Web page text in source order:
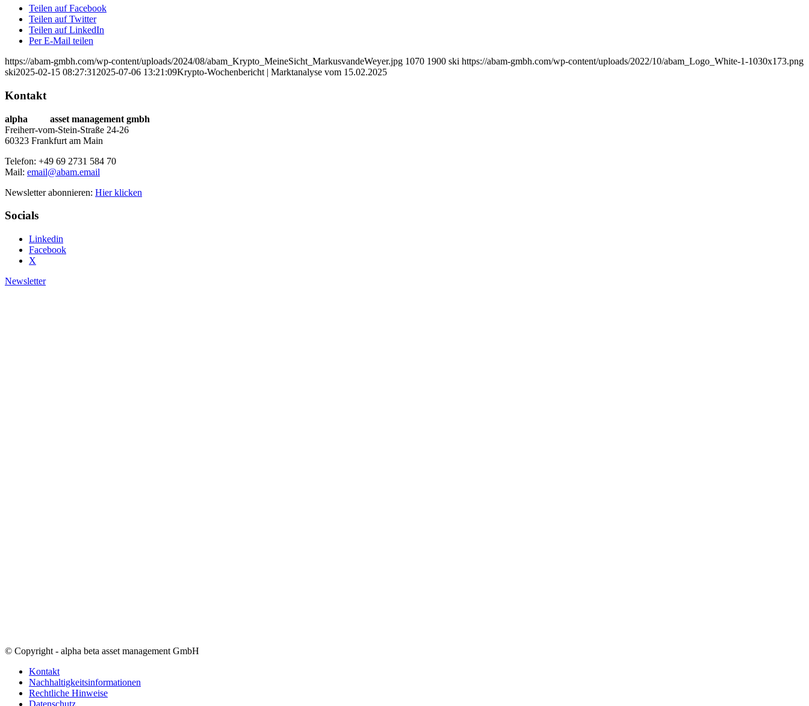
Teilen auf Facebook
Teilen auf Twitter
Teilen auf LinkedIn
Per E-Mail teilen
https://abam-gmbh.com/wp-content/uploads/2024/08/abam_Krypto_MeineSicht_MarkusvandeWeyer.jpg 1070 1900 ski https://abam-gmbh.com/wp-content/uploads/2022/10/abam_Logo_White-1-1030x173.png
ski2025-02-15 08:27:31 2025-07-06 13:21:09Krypto-Wochenbericht | Marktanalyse vom 15.02.2025
Kontakt
alpha
asset management gmbh
Freiherr-vom-Stein-Straße 24-26
60323 Frankfurt am Main
Telefon: +49 69 2731 584 70
Mail: email@abam.email
Newsletter abonnieren: Hier klicken
Socials
Linkedin
Facebook
X
Newsletter
© Copyright - alpha beta asset management GmbH
Kontakt
Nachhaltigkeitsinformationen
Rechtliche Hinweise
Datenschutz